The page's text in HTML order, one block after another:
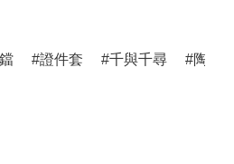
證件套 千與千尋 陶瓷